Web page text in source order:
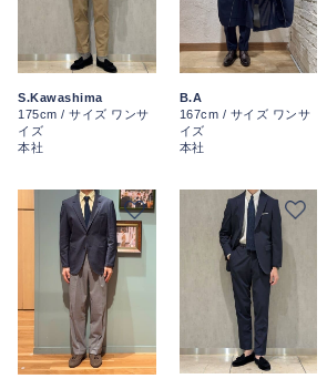
S.Kawashima
175cm / サイズ ワンサ
イズ
本社
B.A
167cm / サイズ ワンサ
イズ
本社